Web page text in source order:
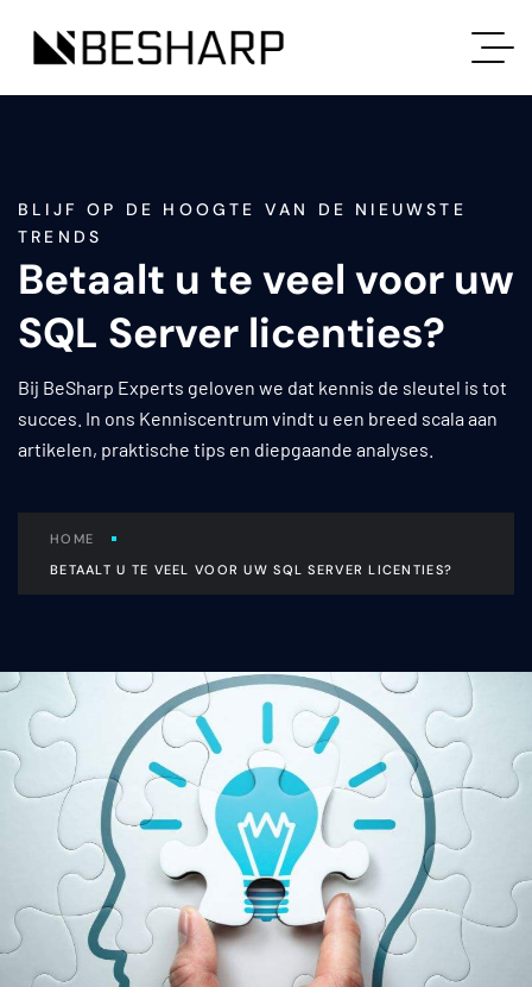
BLIJF OP DE HOOGTE VAN DE NIEUWSTE
TRENDS
Betaalt u te veel voor uw
SQL Server licenties?
Bij BeSharp Experts geloven we dat kennis de sleutel is tot
succes. In ons Kenniscentrum vindt u een breed scala aan
artikelen, praktische tips en diepgaande analyses.
HOME
BETAALT U TE VEEL VOOR UW SQL SERVER LICENTIES?